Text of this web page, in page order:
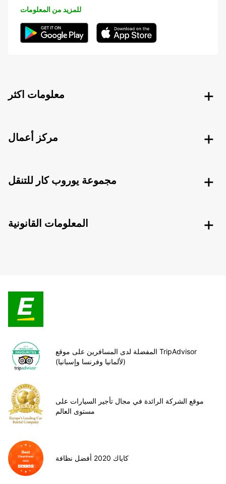
للمزيد من المعلومات
معلومات اكثر
مركز أعمال
مجموعة يوروب كار للتنقل
المعلومات القانونية
المفضلة لدى المسافرين على موقع TripAdvisor
(لألمانيا وفرنسا وإسبانيا)
موقع الشركة الرائدة في مجال تأجير السيارات على
مستوى العالم
كاياك 2020 أفضل نظافة